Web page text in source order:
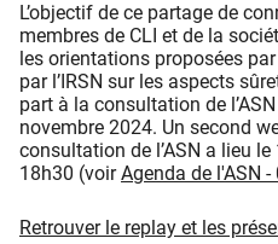
L’objectif de ce partage de
membres de CLI et de la
les orientations proposées par
par l’IRSN sur les aspects
part à la consultation de
novembre 2024. Un second
consultation de l’ASN a lieu
18h30 (voirAgenda de l'ASN
Retrouver le replay et les